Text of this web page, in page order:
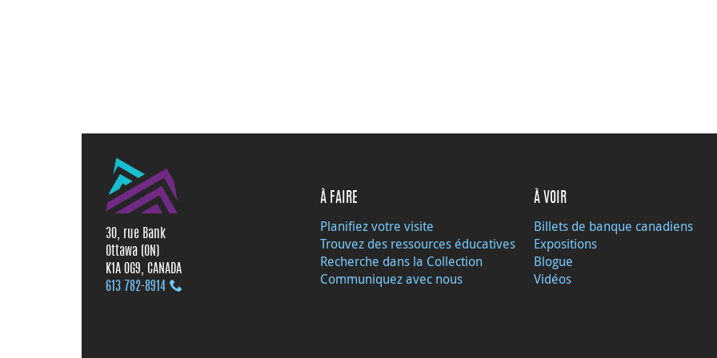
30, rue Bank
Ottawa (ON)
K1A 0G9, CANADA
613 782‑8914
À FAIRE
Planifiez votre visite
Trouvez des ressources éducatives
Recherche dans la Collection
Communiquez avec nous
À VOIR
Billets de banque canadiens
Expositions
Blogue
Vidéos